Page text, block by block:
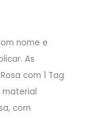
nome e
As
com 1 Tag
material
com